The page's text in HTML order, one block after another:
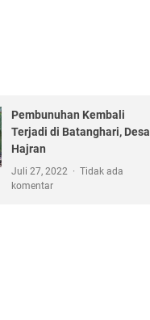
Pembunuhan Kembali
Terjadi di Batanghari, Desa
Hajran
Juli 27, 2022
Tidak ada
komentar